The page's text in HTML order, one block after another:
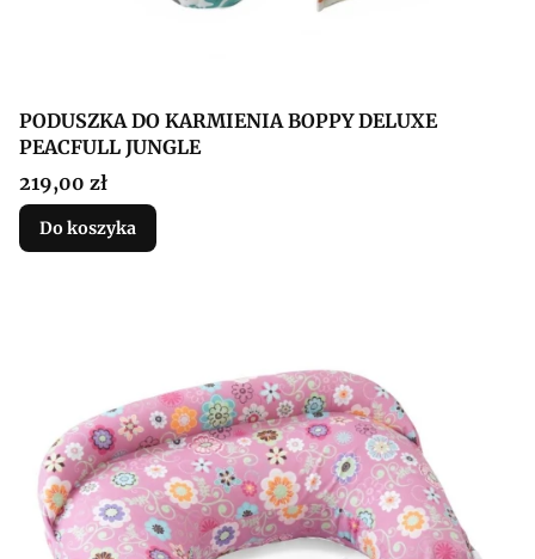
PODUSZKA DO KARMIENIA BOPPY DELUXE
PEACFULL JUNGLE
Cena
219,00 zł
Do koszyka